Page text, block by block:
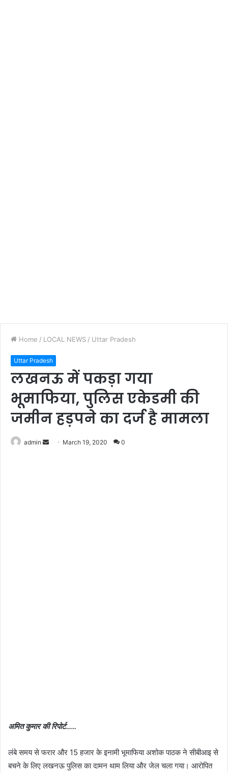
Home / LOCAL NEWS / Uttar Pradesh
Uttar Pradesh
लखनऊ में पकड़ा गया
भूमाफिया, पुलिस एकेडमी की
जमीन हड़पने का दर्ज है मामला
admin
Send March 19, 2020 0
अमित कुमार की रिपोर्ट…..
लंबे समय से फरार और 15 हजार के इनामी भूमाफिया अशोक पाठक ने सीबीआइ से
बचने के लिए लखनऊ पुलिस का दामन थाम लिया और जेल चला गया। आरोपित